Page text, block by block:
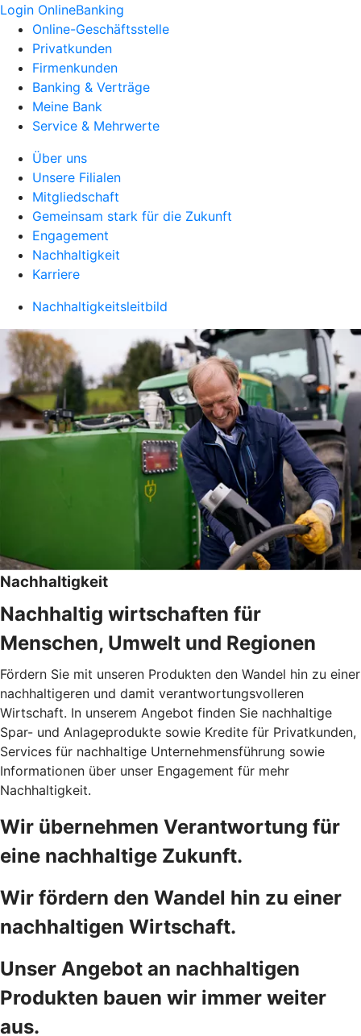
Login OnlineBanking
Online-Geschäftsstelle
Privatkunden
Firmenkunden
Banking & Verträge
Meine Bank
Service & Mehrwerte
Über uns
Unsere Filialen
Mitgliedschaft
Gemeinsam stark für die Zukunft
Engagement
Nachhaltigkeit
Karriere
Nachhaltigkeitsleitbild
Nachhaltigkeit
Nachhaltig wirtschaften für
Menschen, Umwelt und Regionen
Fördern Sie mit unseren Produkten den Wandel hin zu einer
nachhaltigeren und damit verantwortungsvolleren
Wirtschaft. In unserem Angebot finden Sie nachhaltige
Spar- und Anlageprodukte sowie Kredite für Privatkunden,
Services für nachhaltige Unternehmensführung sowie
Informationen über unser Engagement für mehr
Nachhaltigkeit.
Wir übernehmen Verantwortung für
eine nachhaltige Zukunft.
Wir fördern den Wandel hin zu einer
nachhaltigen Wirtschaft.
Unser Angebot an nachhaltigen
Produkten bauen wir immer weiter
aus.